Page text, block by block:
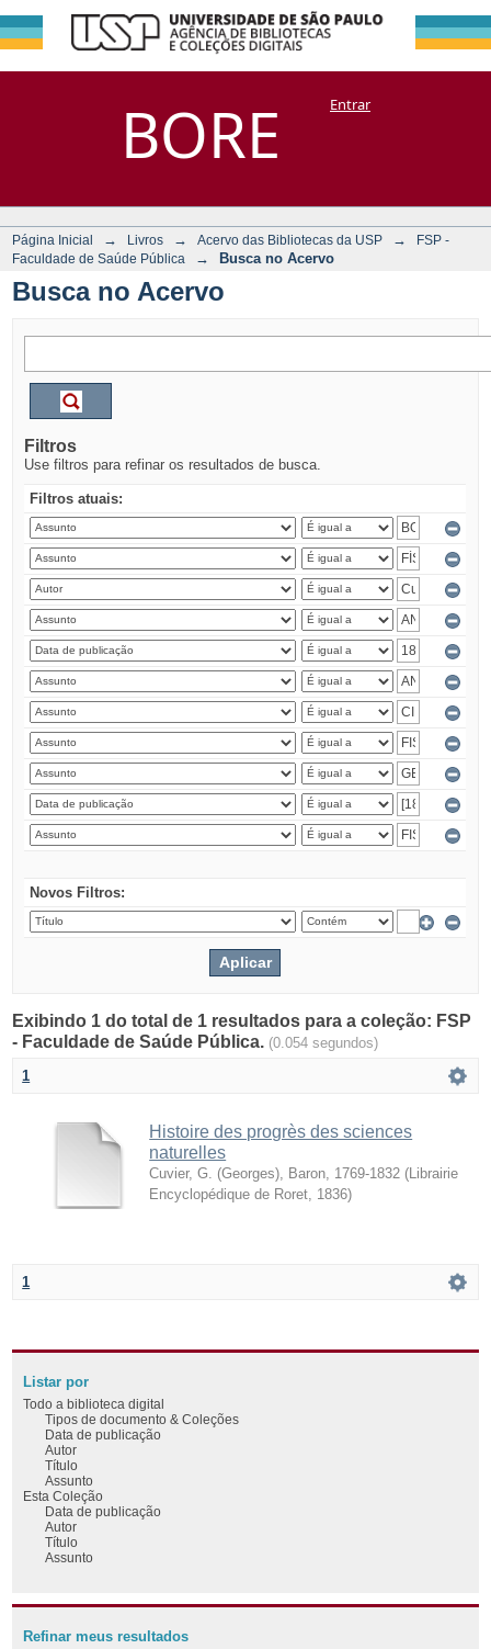
BORE
Busca no Acervo
DSpace/Manakin + CoriscoEntrar
Página Inicial → Livros → Acervo das Bibliotecas da USP →
FSP -
Faculdade de Saúde Pública
→ Busca no Acervo
Busca no Acervo
Filtros
Use filtros para refinar os resultados de busca.
Filtros atuais:
Novos Filtros:
Exibindo 1 do total de 1 resultados para a coleção: FSP
- Faculdade de Saúde Pública. (0.054 segundos)
1
Histoire des progrès des sciences
naturelles
Cuvier, G. (Georges), Baron, 1769-1832 ( Librairie
Encyclopédique de Roret 1836)
1
Listar por
Todo a biblioteca digital
Tipos de documento & Coleções
Data de publicação
Autor
Título
Assunto
Esta Coleção
Data de publicação
Autor
Título
Assunto
Refinar meus resultados